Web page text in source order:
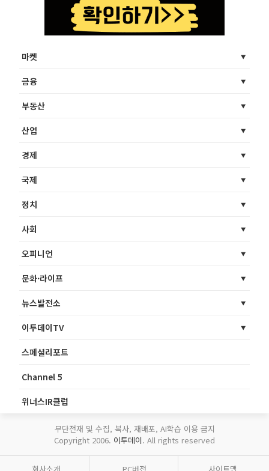
마켓
금융
부동산
산업
경제
국제
정치
사회
오피니언
문화·라이프
뉴스발전소
이투데이TV
스페셜리포트
Channel 5
위너스IR클럽
무단전재 및 수집, 복사, 재배포, AI학습 이용 금지
Copyright 2006. 이투데이. All rights reserved